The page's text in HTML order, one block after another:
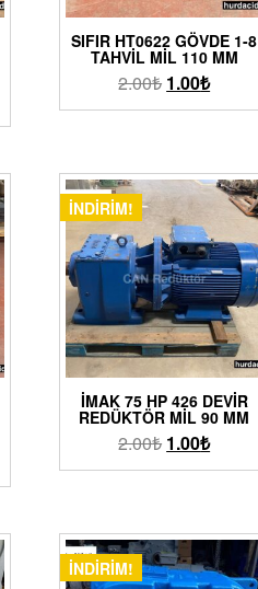
SIFIR HT0622 GÖVDE 1-8
TAHVIL MIL 110 MM
2.00₺ 1.00₺
İNDIRIM!
İMAK 75 HP 426 DEVIR
REDÜKTÖR MIL 90 MM
2.00₺ 1.00₺
İNDIRIM!